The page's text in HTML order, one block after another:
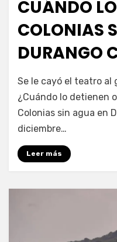
CUÁNDO
COLONIAS
DURANGO
por Fernando Miranda
Se le cayó el teatro al
¿Cuándo lo detienen
Colonias sin agua en
diciembre…
Leer más